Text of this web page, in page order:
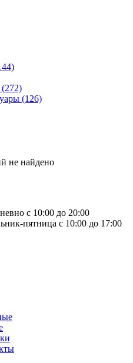
(272)
(126)
не найдено
с 10:00 до 20:00
пятница с 10:00 до 17:00